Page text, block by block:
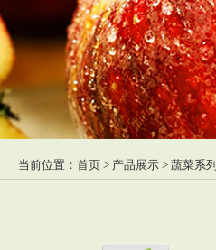
当前位置： 首页 > 产品展示 > 蔬菜系列